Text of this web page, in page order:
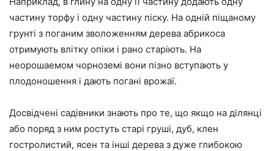
частину торфу і одну частину піску. На одній піщаному
грунті з поганим зволоженням дерева абрикоса
отримують влітку опіки і рано старіють. На
неорошаемом чорноземі вони пізно вступають у
плодоношення і дають погані врожаї.
Досвідчені садівники знають про те, що якщо на ділянці
або поряд з ним ростуть старі груші, дуб, клен
гостролистий, ясен та інші дерева з дуже глибокою